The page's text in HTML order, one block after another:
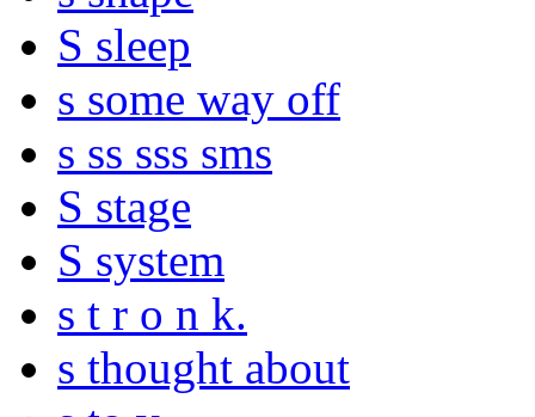
S sleep
s some way off
s ss sss sms
S stage
S system
s t r o n k.
s thought about